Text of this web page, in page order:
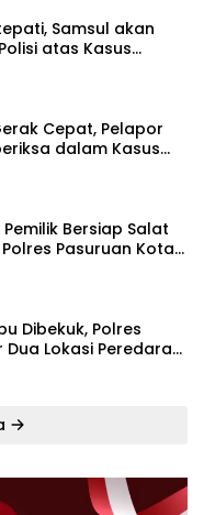
Samsul akan
atas Kasus
Cepat, Pelapor
dalam Kasus
Bersiap Salat
Pasuruan Kota
Dibekuk, Polres
Lokasi Peredaran